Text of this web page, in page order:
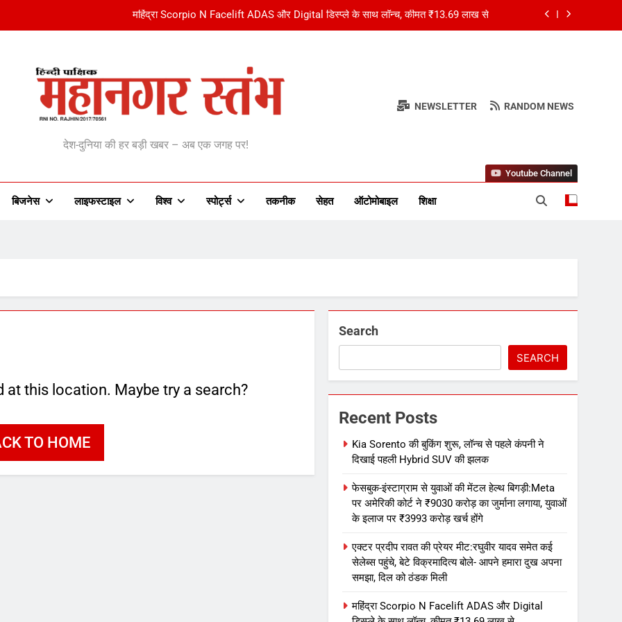
महिंद्रा Scorpio N Facelift ADAS और Digital डिस्प्ले के साथ लॉन्च, कीमत ₹13.69 लाख से
इंस्टाग्राम से युवाओं की मेंटल हेल्थ बिगड़ी:Meta पर अमेरिकी कोर्ट ने ₹9030 करोड़ का जुर्माना लगाया, युवाओं के इलाज पर ₹3993
प्रदीप रावत की प्रेयर मीट:रघुवीर यादव समेत कई सेलेब्स पहुंचे, बेटे विक्रमादित्य बोले- आपने हमारा दुख अपना समझा, दिल को ठंडक
महिंद्रा Scorpio N Facelift ADAS और Digital डिस्प्ले के साथ लॉन्च, कीमत ₹13.69 लाख से
Stambh | महानगर स्तंभ
देश-दुनिया की हर बड़ी खबर – अब एक जगह पर!
NEWSLETTER RANDOM NEWS
बिजनेस लाइफस्टाइल विश्व ‎स्पोर्ट्स तकनीक सेहत ऑटोमोबाइल शिक्षा
Youtube Channel
this location. Maybe try a search?
TO HOME
Search
SEARCH
Recent Posts
Kia Sorento की बुकिंग शुरू, लॉन्च से पहले कंपनी ने
दिखाई पहली Hybrid SUV की झलक
फेसबुक-इंस्टाग्राम से युवाओं की मेंटल हेल्थ बिगड़ी:Meta
पर अमेरिकी कोर्ट ने ₹9030 करोड़ का जुर्माना लगाया, युवाओं
के इलाज पर ₹3993 करोड़ खर्च होंगे
एक्टर प्रदीप रावत की प्रेयर मीट:रघुवीर यादव समेत कई
सेलेब्स पहुंचे, बेटे विक्रमादित्य बोले- आपने हमारा दुख अपना
समझा, दिल को ठंडक मिली
महिंद्रा Scorpio N Facelift ADAS और Digital